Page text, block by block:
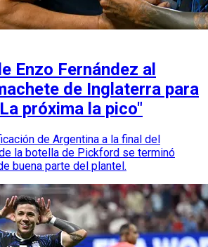
Enzo Fernández al
de Inglaterra para
próxima la pico"
de Argentina a la final del
la botella de Pickford se terminó
buena parte del plantel.